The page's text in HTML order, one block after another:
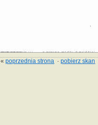
«poprzednia strona ·pobierz skan